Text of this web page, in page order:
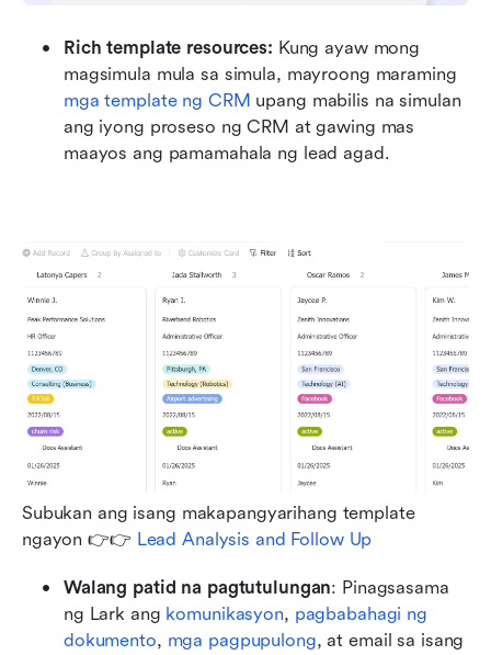
Rich template resources: Kung ayaw mong
mga template ng CRM upang mabilis na simulan
ang iyong proseso ng CRM at gawing mas
maayos ang pamamahala ng lead agad.
Subukan ang isang makapangyarihang template
ngayon 👉👉 Lead Analysis and Follow Up
Walang patid na pagtutulungan: Pinagsasama
ng Lark ang komunikasyon, pagbabahagi ng
dokumento, mga pagpupulong, at email sa isang